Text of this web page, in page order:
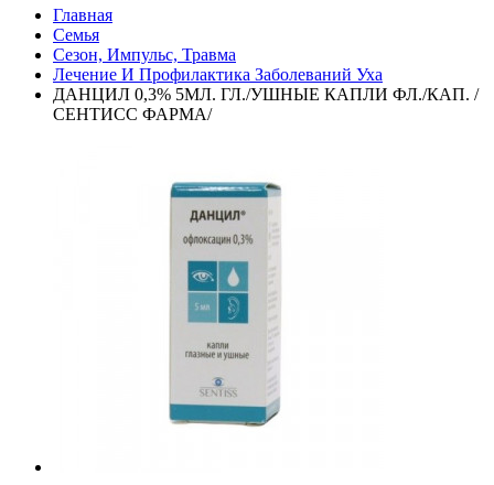
Главная
Семья
Сезон, Импульс, Травма
Лечение И Профилактика Заболеваний Уха
ДАНЦИЛ 0,3% 5МЛ. ГЛ./УШНЫЕ КАПЛИ ФЛ./КАП. /
СЕНТИСС ФАРМА/